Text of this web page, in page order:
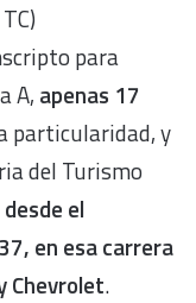
para
A, apenas 17
particularidad, y
del Turismo
el
en esa carrera
Chevrolet.